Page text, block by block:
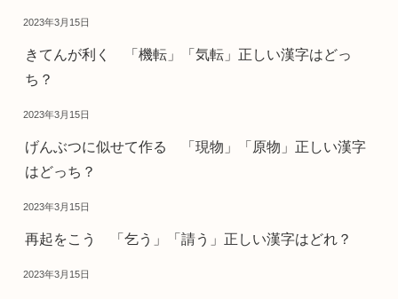
2023年3月15日
きてんが利く 「機転」「気転」正しい漢字はどっ
ち？
2023年3月15日
げんぶつに似せて作る 「現物」「原物」正しい漢字
はどっち？
2023年3月15日
再起をこう 「乞う」「請う」正しい漢字はどれ？
2023年3月15日